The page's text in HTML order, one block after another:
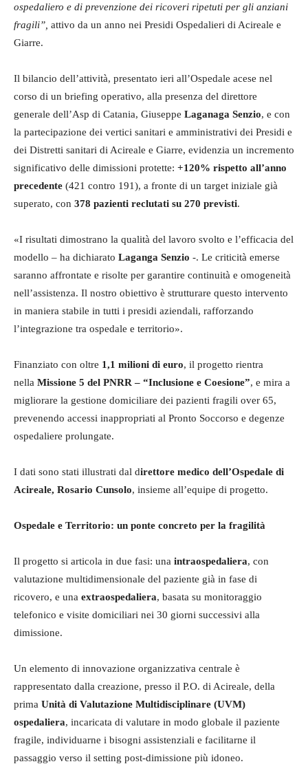
ospedaliero e di prevenzione dei ricoveri ripetuti per gli anziani
fragili” attivo da un anno nei Presidi Ospedalieri di Acireale e
Giarre.
Il bilancio dell’attività, presentato ieri all’Ospedale acese nel
corso di un briefing operativo, alla presenza del direttore
generale dell’Asp di Catania, Giuseppe Laganaga Senzio, e con
la partecipazione dei vertici sanitari e amministrativi dei Presidi e
dei Distretti sanitari di Acireale e Giarre, evidenzia un incremento
significativo delle dimissioni protette: +120% rispetto all’anno
precedente (421 contro 191), a fronte di un target iniziale già
superato, con 378 pazienti reclutati su 270 previsti.
«I risultati dimostrano la qualità del lavoro svolto e l’efficacia del
modello – ha dichiarato Laganga Senzio -. Le criticità emerse
saranno affrontate e risolte per garantire continuità e omogeneità
nell’assistenza. Il nostro obiettivo è strutturare questo intervento
in maniera stabile in tutti i presidi aziendali, rafforzando
l’integrazione tra ospedale e territorio».
Finanziato con oltre 1,1 milioni di euro, il progetto rientra
nella Missione 5 del PNRR – “Inclusione e Coesione”, e mira a
migliorare la gestione domiciliare dei pazienti fragili over 65,
prevenendo accessi inappropriati al Pronto Soccorso e degenze
ospedaliere prolungate.
I dati sono stati illustrati dal direttore medico dell’Ospedale di
Acireale, Rosario Cunsolo, insieme all’equipe di progetto.
Ospedale e Territorio: un ponte concreto per la fragilità
Il progetto si articola in due fasi: una intraospedaliera, con
valutazione multidimensionale del paziente già in fase di
ricovero, e una extraospedaliera, basata su monitoraggio
telefonico e visite domiciliari nei 30 giorni successivi alla
dimissione.
Un elemento di innovazione organizzativa centrale è
rappresentato dalla creazione, presso il P.O. di Acireale, della
prima Unità di Valutazione Multidisciplinare (UVM)
ospedaliera, incaricata di valutare in modo globale il paziente
fragile, individuarne i bisogni assistenziali e facilitarne il
passaggio verso il setting post-dimissione più idoneo.